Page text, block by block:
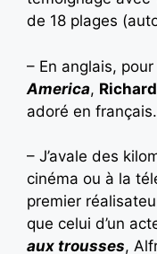
de 18 plages
– En anglais, pour
America,
adoré en français.
– J’avale des
cinéma ou à la
premier
que celui d’un
aux trousses,